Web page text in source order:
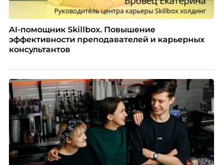
AI-помощник Skillbox. Повышение
эффективности преподавателей и карьерных
консультантов